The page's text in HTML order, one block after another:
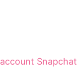
account Snapchat